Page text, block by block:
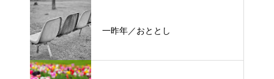
一昨年／おととし